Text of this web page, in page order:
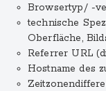
Browsertyp/ -
technische
Oberfläche,
Referrer URL
Hostname des